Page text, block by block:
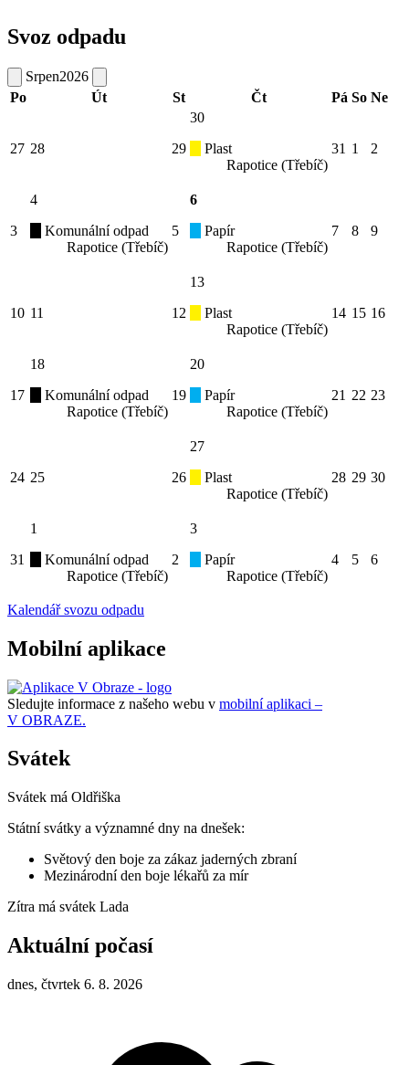
Svoz odpadu
Srpen2026
Po
Út St Čt Pá So Ne
27 28 29
30
Plast
Rapotice (Třebíč)
31 1 2
3
4
Komunální odpad
Rapotice (Třebíč)
5
6
Papír
Rapotice (Třebíč)
7 8 9
10 11 12
13
Plast
Rapotice (Třebíč)
14 15 16
17
18
Komunální odpad
Rapotice (Třebíč)
19
20
Papír
Rapotice (Třebíč)
21 22 23
24 25 26
27
Plast
Rapotice (Třebíč)
28 29 30
31
1
Komunální odpad
Rapotice (Třebíč)
2
3
Papír
Rapotice (Třebíč)
4 5 6
Kalendář svozu odpadu
Mobilní aplikace
Sledujte informace z našeho webu v mobilní aplikaci –
V OBRAZE.
Svátek
Svátek má Oldřiška
Státní svátky a významné dny na dnešek:
Světový den boje za zákaz jaderných zbraní
Mezinárodní den boje lékařů za mír
Zítra má svátek Lada
Aktuální počasí
dnes, čtvrtek 6. 8. 2026